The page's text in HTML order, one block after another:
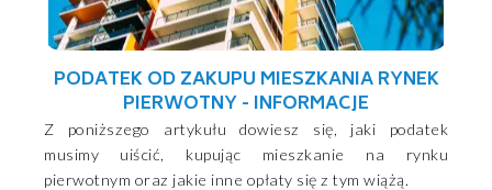
PODATEK OD ZAKUPU MIESZKANIA RYNEK
PIERWOTNY - INFORMACJE
Z poniższego artykułu dowiesz się, jaki podatek
musimy uiścić, kupując mieszkanie na rynku
pierwotnym oraz jakie inne opłaty się z tym wiążą.